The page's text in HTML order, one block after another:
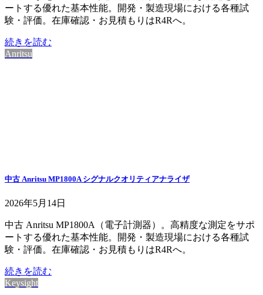
ートする優れた基本性能。開発・製造現場における各種試
験・評価。在庫確認・お見積もりはR4Rへ。
続きを読む
Anritsu
中古 Anritsu MP1800A シグナルクオリティアナライザ
2026年5月14日
中古 Anritsu MP1800A（電子計測器）。高精度な測定をサポ
ートする優れた基本性能。開発・製造現場における各種試
験・評価。在庫確認・お見積もりはR4Rへ。
続きを読む
Keysight